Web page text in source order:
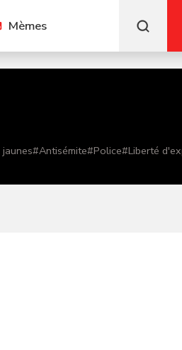
Mèmes
#Antisémite#Police#Liberté